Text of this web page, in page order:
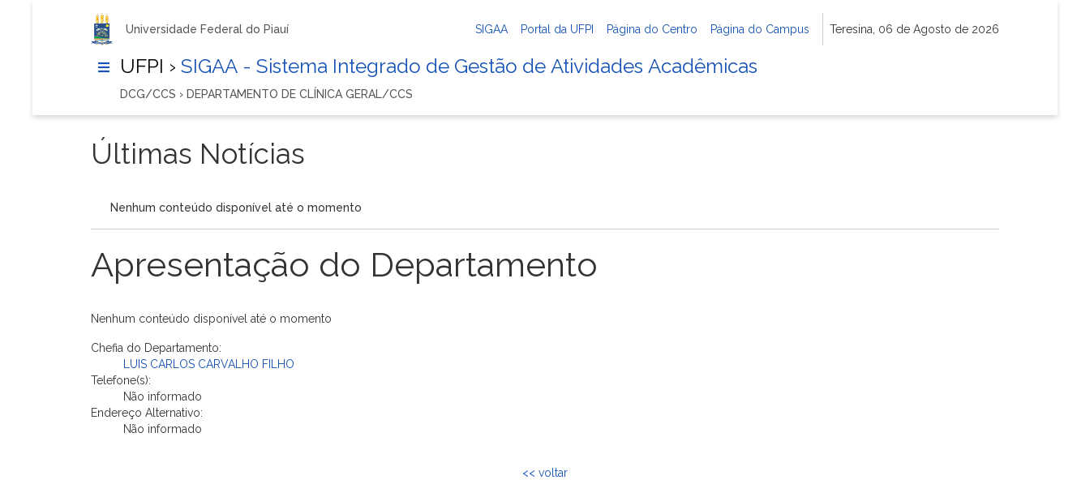
Universidade Federal do Piauí SIGAA Portal da UFPI Página do Centro Página do Campus Teresina, 06 de Agosto de 2026
UFPI › SIGAA - Sistema Integrado de Gestão de Atividades Acadêmicas
DCG/CCS › DEPARTAMENTO DE CLÍNICA GERAL/CCS
Últimas Notícias
Nenhum conteúdo disponível até o momento
Apresentação do Departamento
Nenhum conteúdo disponível até o momento
Chefia do Departamento:
LUIS CARLOS CARVALHO FILHO
Telefone(s):
Não informado
Endereço Alternativo:
Não informado
<< voltar